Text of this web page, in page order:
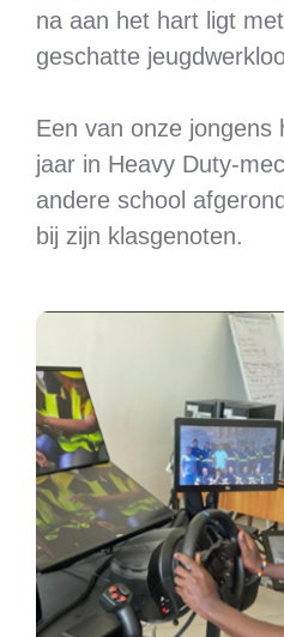
na aan het hart ligt
geschatte
Een van onze jongens
jaar in Heavy Duty-
andere school
bij zijn klasgenoten.